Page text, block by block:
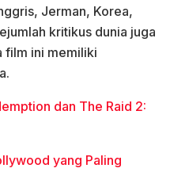
Jerman, Korea,
kritikus dunia juga
film ini memiliki
dan The Raid 2:
yang Paling